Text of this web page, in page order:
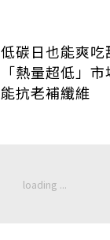
低碳日也能爽吃
「熱量超低」
能抗老補纖維